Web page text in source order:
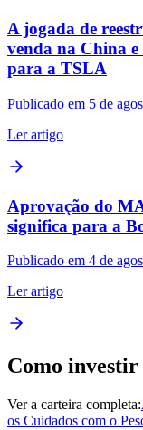
A jogada de
venda na China e
para a TSLA
Publicado em 5 de
Ler artigo
Aprovação do
significa para a
Publicado em 4 de
Ler artigo
Como
Ver a carteira completa:
os Cuidados com o